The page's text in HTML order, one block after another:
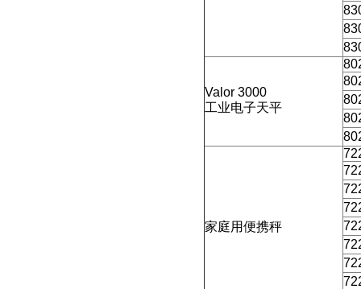
Valor 3000
工业电子天平
家庭用便携秤